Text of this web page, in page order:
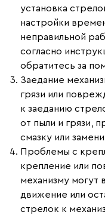
установка
настройки
неправильной
согласно
обратитесь за
Заедание
грязи или
к заеданию
от пыли и грязи,
смазку или
Проблемы с
крепление или
механизму могут
движение или
стрелок к